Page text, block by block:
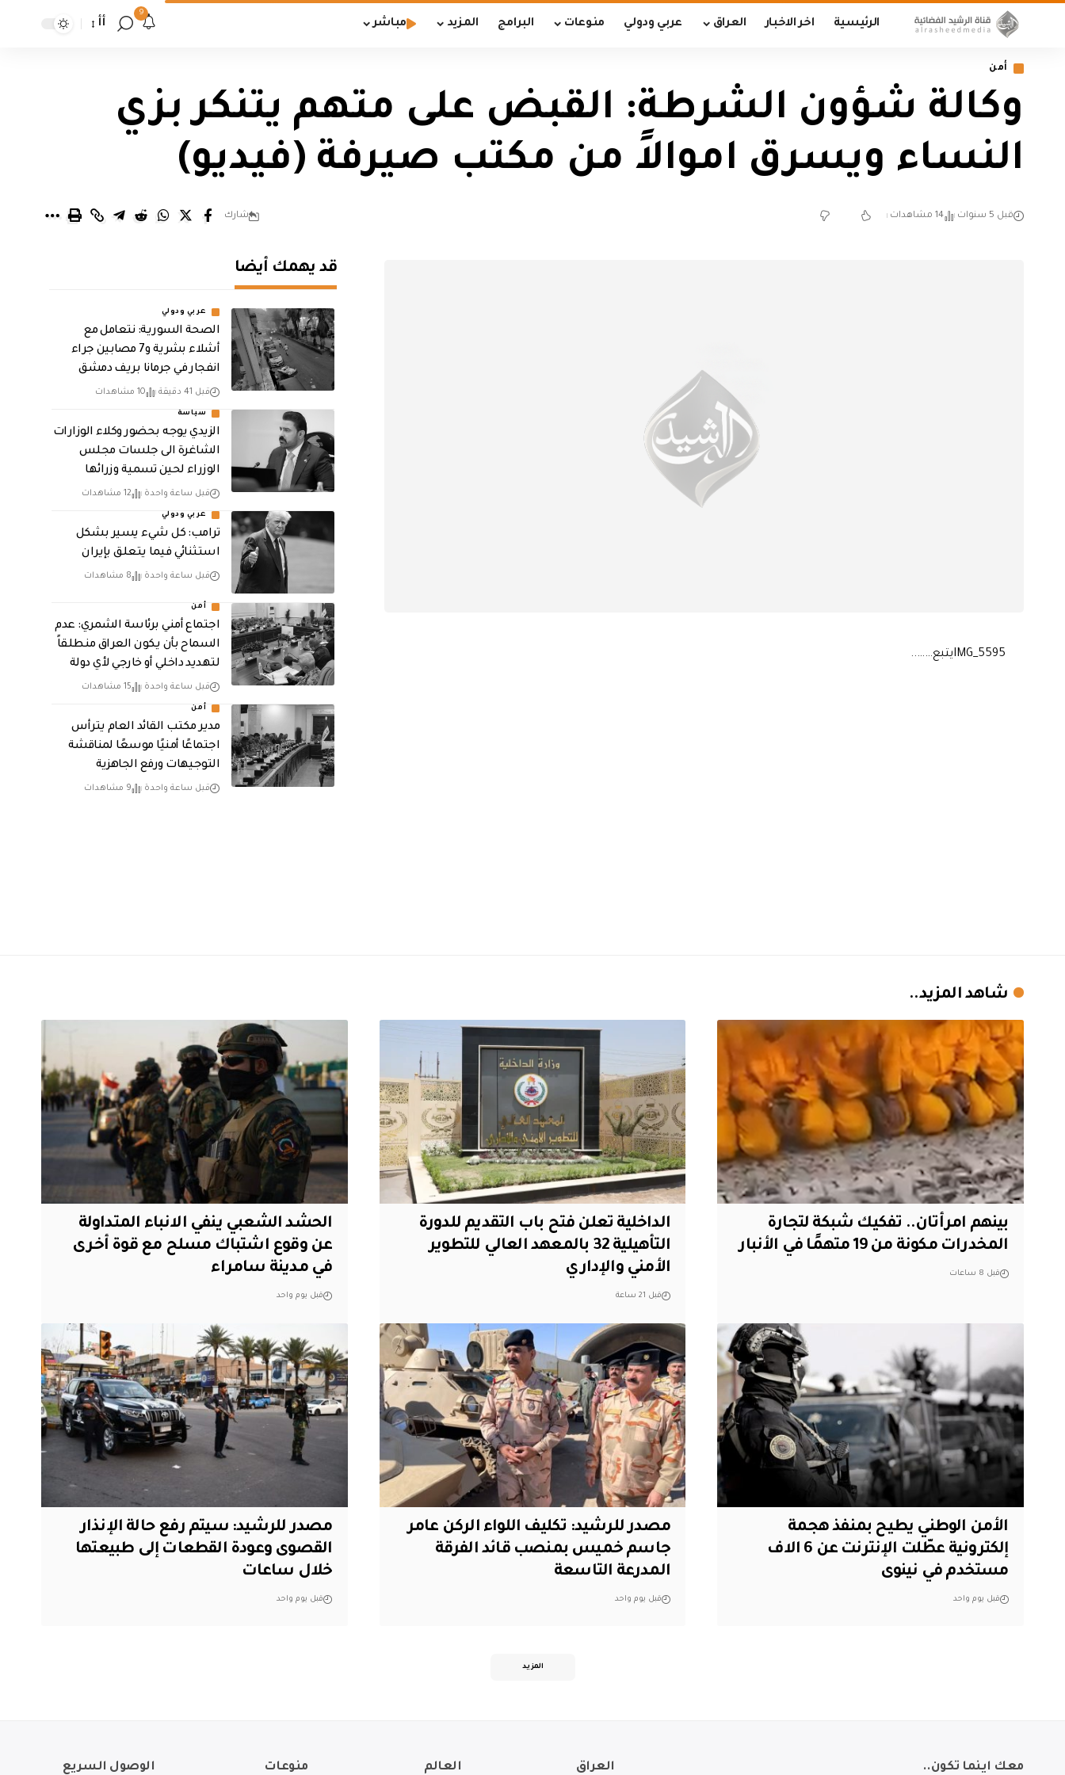
الرئيسية اخر الاخبار العراق عربي ودولي منوعات البرامج المزيد مباشر
9
أأ
أمن
وكالة شؤون الشرطة: القبض على متهم يتنكر بزي
النساء ويسرق اموالاً من مكتب صيرفة (فيديو)
قبل 5 سنوات 14 مشاهدات شارك
IMG_5595يتبع……..
قد يهمك أيضا
عربي ودولي
الصحة السورية: نتعامل مع
أشلاء بشرية و7 مصابين جراء
انفجار في جرمانا بريف دمشق
قبل 41 دقيقة 10 مشاهدات
سياسة
الزيدي يوجه بحضور وكلاء الوزارات
الشاغرة الى جلسات مجلس
الوزراء لحين تسمية وزرائها
قبل ساعة واحدة 12 مشاهدات
عربي ودولي
ترامب: كل شيء يسير بشكل
استثنائي فيما يتعلق بإيران
قبل ساعة واحدة 8 مشاهدات
أمن
اجتماع أمني برئاسة الشمري: عدم
السماح بأن يكون العراق منطلقاً
لتهديد داخلي أو خارجي لأي دولة
قبل ساعة واحدة 15 مشاهدات
أمن
مدير مكتب القائد العام يترأس
اجتماعًا أمنيًا موسعًا لمناقشة
التوجيهات ورفع الجاهزية
قبل ساعة واحدة 9 مشاهدات
شاهد المزيد..
بينهم امرأتان.. تفكيك شبكة لتجارة
المخدرات مكونة من 19 متهمًا في الأنبار
قبل 8 ساعات
الداخلية تعلن فتح باب التقديم للدورة
التأهيلية 32 بالمعهد العالي للتطوير
الأمني والإداري
قبل 21 ساعة
الحشد الشعبي ينفي الانباء المتداولة
عن وقوع اشتباك مسلح مع قوة أخرى
في مدينة سامراء
قبل يوم واحد
الأمن الوطني يطيح بمنفذ هجمة
إلكترونية عطّلت الإنترنت عن 6 الاف
مستخدم في نينوى
قبل يوم واحد
مصدر للرشيد: تكليف اللواء الركن عامر
جاسم خميس بمنصب قائد الفرقة
المدرعة التاسعة
قبل يوم واحد
مصدر للرشيد: سيتم رفع حالة الإنذار
القصوى وعودة القطعات إلى طبيعتها
خلال ساعات
قبل يوم واحد
المزيد
معك اينما تكون.. العراق العالم منوعات الوصول السريع